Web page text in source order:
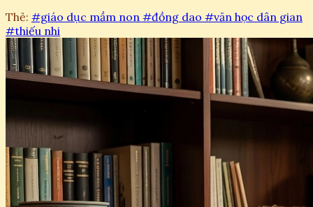
Thẻ: #giáo dục mầm non #đồng dao #văn học dân gian
#thiếu nhi